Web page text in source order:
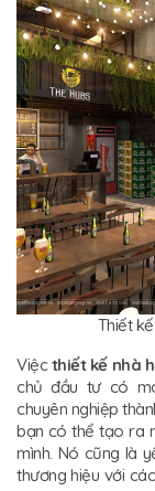
Thiết
Việcthiết kế nhà
chủ đầu tư có
chuyên nghiệp
bạn có thể tạo ra
mình. Nó cũng là
thương hiệu với